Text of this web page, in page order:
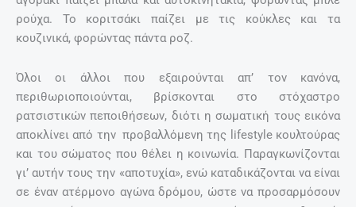
ρούχα. Το κοριτσάκι παίζει με τις κούκλες και τα
κουζινικά, φορώντας πάντα ροζ.
Όλοι οι άλλοι που εξαιρούνται απ’ τον κανόνα,
περιθωριοποιούνται, βρίσκονται στο στόχαστρο
ρατσιστικών πεποιθήσεων, διότι η σωματική τους εικόνα
αποκλίνει από την προβαλλόμενη της lifestyle κουλτούρας
και του σώματος που θέλει η κοινωνία. Παραγκωνίζονται
γι’ αυτήν τους την «αποτυχία», ενώ καταδικάζονται να είναι
σε έναν ατέρμονο αγώνα δρόμου, ώστε να προσαρμόσουν